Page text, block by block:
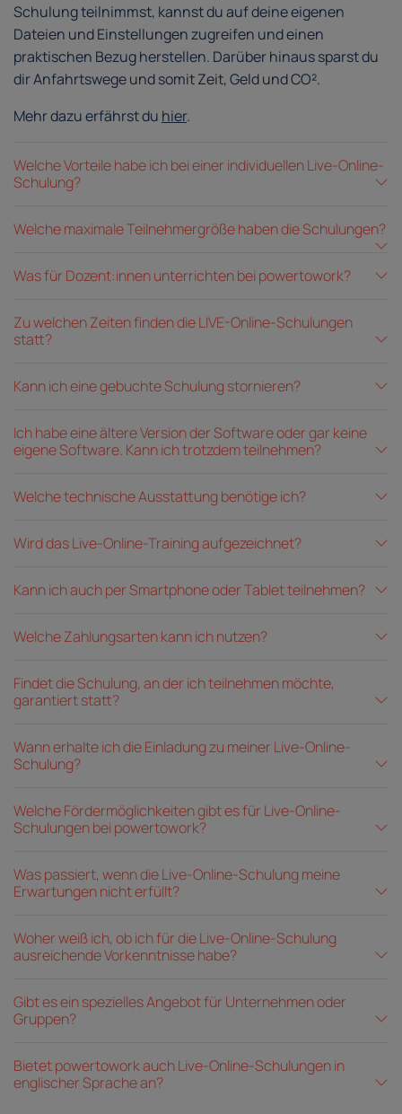
Schulung teilnimmst, kannst du auf deine eigenen
Dateien und Einstellungen zugreifen und einen
praktischen Bezug herstellen. Darüber hinaus sparst du
dir Anfahrtswege und somit Zeit, Geld und CO².
Mehr dazu erfährst du hier.
Welche Vorteile habe ich bei einer individuellen Live-Online-
Schulung?
Welche maximale Teilnehmergröße haben die Schulungen?
Was für Dozent:innen unterrichten bei powertowork?
Zu welchen Zeiten finden die LIVE-Online-Schulungen
statt?
Kann ich eine gebuchte Schulung stornieren?
Ich habe eine ältere Version der Software oder gar keine
eigene Software. Kann ich trotzdem teilnehmen?
Welche technische Ausstattung benötige ich?
Wird das Live-Online-Training aufgezeichnet?
Kann ich auch per Smartphone oder Tablet teilnehmen?
Welche Zahlungsarten kann ich nutzen?
Findet die Schulung, an der ich teilnehmen möchte,
garantiert statt?
Wann erhalte ich die Einladung zu meiner Live-Online-
Schulung?
Welche Fördermöglichkeiten gibt es für Live-Online-
Schulungen bei powertowork?
Was passiert, wenn die Live-Online-Schulung meine
Erwartungen nicht erfüllt?
Woher weiß ich, ob ich für die Live-Online-Schulung
ausreichende Vorkenntnisse habe?
Gibt es ein spezielles Angebot für Unternehmen oder
Gruppen?
Bietet powertowork auch Live-Online-Schulungen in
englischer Sprache an?